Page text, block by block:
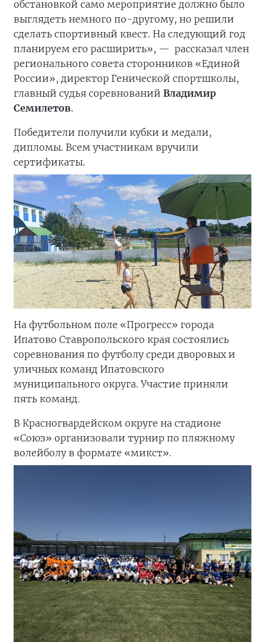
обстановкой само мероприятие должно было
выглядеть немного по-другому, но решили
сделать спортивный квест. На следующий год
планируем его расширить», — рассказал член
регионального совета сторонников «Единой
России», директор Генической спортшколы,
главный судья соревнований Владимир
Семилетов.
Победители получили кубки и медали,
дипломы. Всем участникам вручили
сертификаты.
На футбольном поле «Прогресс» города
Ипатово Ставропольского края состоялись
соревнования по футболу среди дворовых и
уличных команд Ипатовского
муниципального округа. Участие приняли
пять команд.
В Красногвардейском округе на стадионе
«Союз» организовали турнир по пляжному
волейболу в формате «микст».